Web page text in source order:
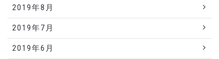
2019年8月
2019年7月
2019年6月